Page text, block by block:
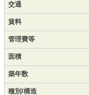
交通
賃料
管理費等
面積
築年数
種別/構造